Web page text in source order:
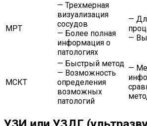
МРТ
— Трехмерная
визуализация
сосудов
— Более полная
информация о
патологиях
—
—
МСКТ
— Быстрый метод
— Возможность
определения
возможных
патологий
—